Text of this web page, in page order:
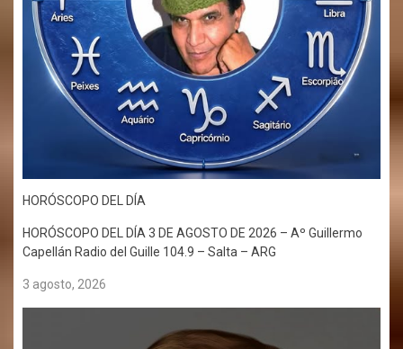
HORÓSCOPO DEL DÍA
HORÓSCOPO DEL DÍA 3 DE AGOSTO DE 2026 – Aº Guillermo
Capellán Radio del Guille 104.9 – Salta – ARG
3 agosto, 2026